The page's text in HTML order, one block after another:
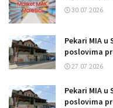
30.07.2026.
Pekari MIA
poslovima
27.07.2026.
Pekari MIA
poslovima